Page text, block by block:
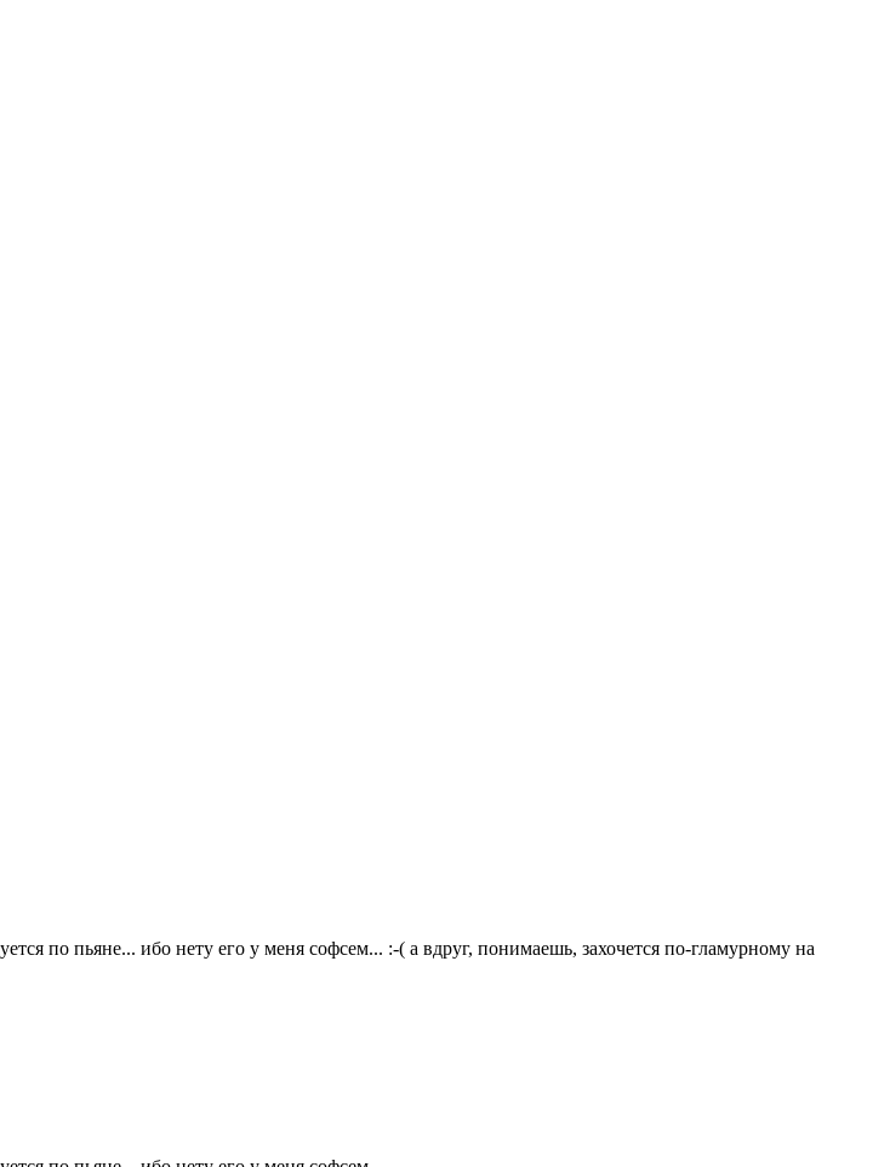
по пьяне... ибо нету его у меня софсем... :-( а вдруг, понимаешь, захочется по-гламурному на